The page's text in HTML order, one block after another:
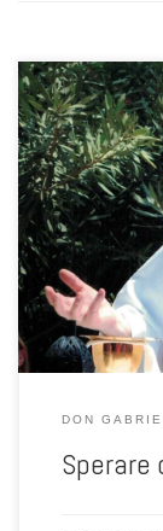
Eccoci giunti ai
incontrano e si
dell’umanità con
clamorose. Don
assistere a
pieno […]
DON
Sperare